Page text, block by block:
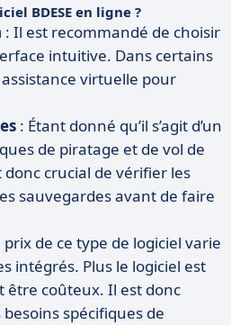
BDESE en ligne ?
: Il est recommandé de choisir
intuitive. Dans certains
virtuelle pour
: Étant donné qu’il s’agit d’un
de piratage et de vol de
crucial de vérifier les
sauvegardes avant de faire
de ce type de logiciel varie
intégrés. Plus le logiciel est
coûteux. Il est donc
spécifiques de